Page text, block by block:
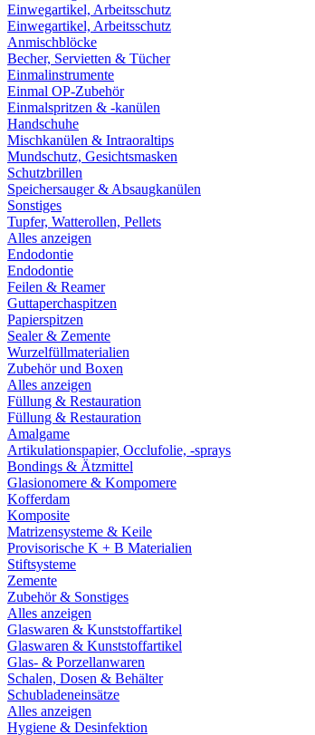
Einwegartikel, Arbeitsschutz
Einwegartikel, Arbeitsschutz
Anmischblöcke
Becher, Servietten & Tücher
Einmalinstrumente
Einmal OP-Zubehör
Einmalspritzen & -kanülen
Handschuhe
Mischkanülen & Intraoraltips
Mundschutz, Gesichtsmasken
Schutzbrillen
Speichersauger & Absaugkanülen
Sonstiges
Tupfer, Watterollen, Pellets
Alles anzeigen
Endodontie
Endodontie
Feilen & Reamer
Guttaperchaspitzen
Papierspitzen
Sealer & Zemente
Wurzelfüllmaterialien
Zubehör und Boxen
Alles anzeigen
Füllung & Restauration
Füllung & Restauration
Amalgame
Artikulationspapier, Occlufolie, -sprays
Bondings & Ätzmittel
Glasionomere & Kompomere
Kofferdam
Komposite
Matrizensysteme & Keile
Provisorische K + B Materialien
Stiftsysteme
Zemente
Zubehör & Sonstiges
Alles anzeigen
Glaswaren & Kunststoffartikel
Glaswaren & Kunststoffartikel
Glas- & Porzellanwaren
Schalen, Dosen & Behälter
Schubladeneinsätze
Alles anzeigen
Hygiene & Desinfektion